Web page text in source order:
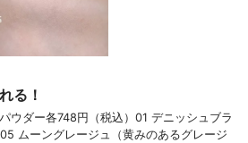
る！
ウダー各748円（税込）01 デニッシュブラ
ムーングレージュ（黄みのあるグレージ